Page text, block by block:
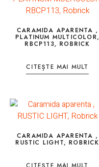
CARAMIDA APARENTA ,
PLATINUM MULTICOLOR,
RBCP113, ROBRICK
CITEȘTE MAI MULT
CARAMIDA APARENTA ,
RUSTIC LIGHT, ROBRICK